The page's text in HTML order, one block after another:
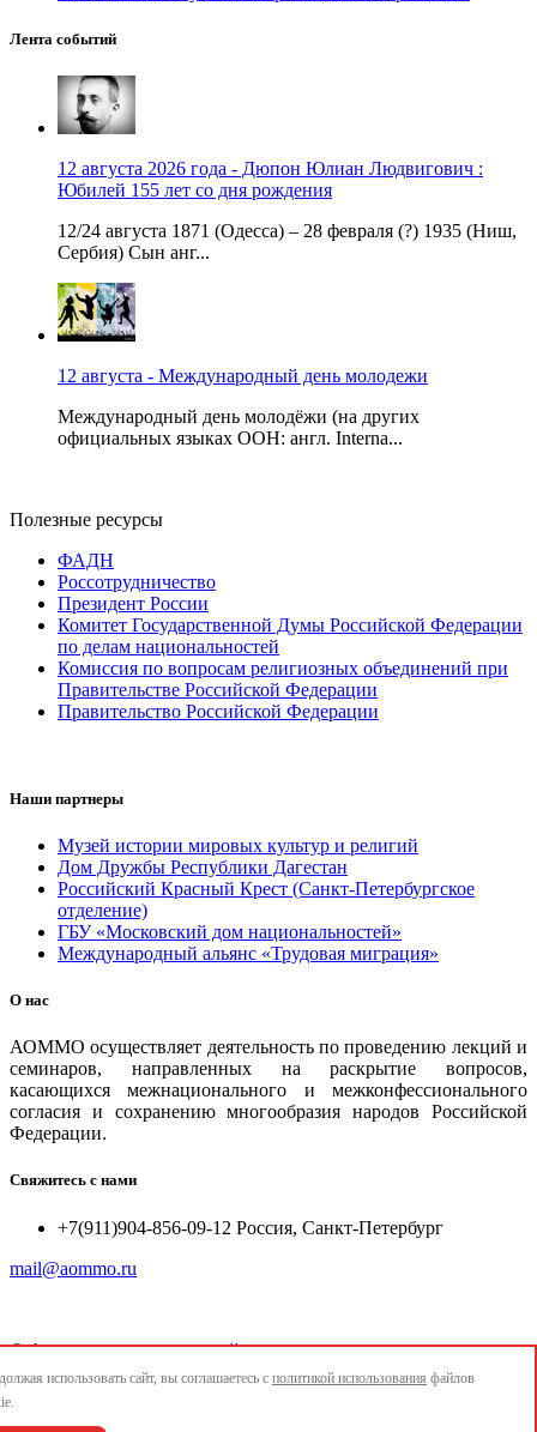
Лента событий
12 августа 2026 года - Дюпон Юлиан Людвигович :
Юбилей 155 лет со дня рождения
12/24 августа 1871 (Одесса) – 28 февраля (?) 1935 (Ниш,
Сербия) Сын анг...
12 августа - Международный день молодежи
Международный день молодёжи (на других
официальных языках ООН: англ. Interna...
Полезные ресурсы
ФАДН
Россотрудничество
Президент России
Комитет Государственной Думы Российской Федерации
по делам национальностей
Комиссия по вопросам религиозных объединений при
Правительстве Российской Федерации
Правительство Российской Федерации
Наши партнеры
Музей истории мировых культур и религий
Дом Дружбы Республики Дагестан
Российский Красный Крест (Санкт-Петербургское
отделение)
ГБУ «Московский дом национальностей»
Международный альянс «Трудовая миграция»
О нас
АОММО осуществляет деятельность по проведению лекций и
семинаров, направленных на раскрытие вопросов,
касающихся межнационального и межконфессионального
согласия и сохранению многообразия народов Российской
Федерации.
Свяжитесь с нами
+7(911)904-856-09-12 Россия, Санкт-Петербург
mail@aommo.ru
© Ассоциация организаций по реализации национальных
проектов и достижению национальных целей развития
использовать сайт, вы соглашаетесь с политикой использования файлов